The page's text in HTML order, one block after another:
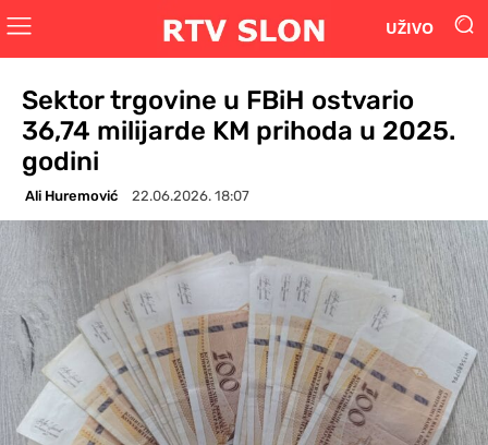
UŽIVO
Sektor trgovine u FBiH ostvario
36,74 milijarde KM prihoda u 2025.
godini
Ali Huremović 22.06.2026. 18:07